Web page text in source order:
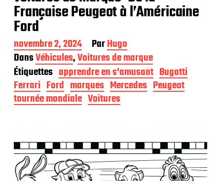
Française Peugeot à l’Américaine
Ford
D
a
t
e
d
e
p
i
c
a
t
novembre 2, 2024 ParHugo
DansVéhicules,Voitures de marque
Étiquettes apprendre en s'amusant Bugatti
Ferrari Ford marques Mercedes Peugeot
tournée mondiale Voitures